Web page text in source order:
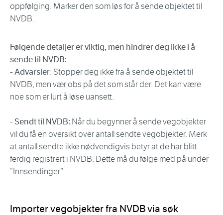
oppfølging. Marker den som løs for å sende objektet til
NVDB.
Følgende detaljer er viktig, men hindrer deg ikke i å
sende til NVDB:
- Advarsler: Stopper deg ikke fra å sende objektet til
NVDB, men vær obs på det som står der. Det kan være
noe som er lurt å løse uansett.
- Sendt til NVDB: Når du begynner å sende vegobjekter
vil du få en oversikt over antall sendte vegobjekter. Merk
at antall sendte ikke nødvendigvis betyr at de har blitt
ferdig registrert i NVDB. Dette må du følge med på under
“Innsendinger”.
Importer vegobjekter fra NVDB via søk